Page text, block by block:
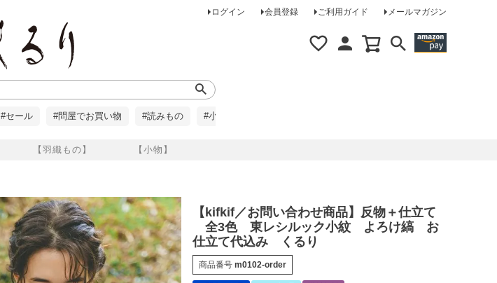
ログイン 会員登録 ご利用ガイド メールマガジン
【羽織もの】 【小物】
#セール #問屋でお買い物 #読みもの #小柄な方に
【kifkif／お問い合わせ商品】反物＋仕立て
全3色 東レシルック小紋 よろけ縞 お
仕立て代込み くるり
商品番号 m0102-order